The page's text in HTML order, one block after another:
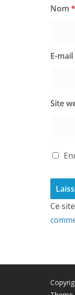
Nom *
E-mail
Site
Ce